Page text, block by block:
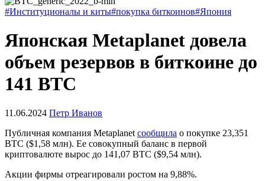
#Институционалы и киты#покупка биткоинов#Япония
Японская Metaplanet довела
объем резервов в биткоине до
141 BTC
11.06.2024 Петр Иванов
Публичная компания Metaplanet сообщила о покупке 23,351
BTC ($1,58 млн). Ее совокупный баланс в первой
криптовалюте вырос до 141,07 BTC ($9,54 млн).
Акции фирмы отреагировали ростом на 9,88%.